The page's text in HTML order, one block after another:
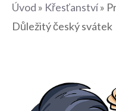
Úvod » Křesťanství»
Důležitý český svátek